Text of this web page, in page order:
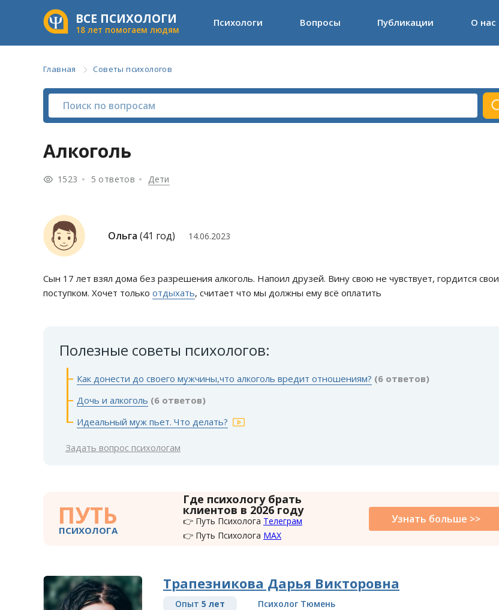
ВСЕ ПСИХОЛОГИ
18 лет помогаем людям
Психологи Вопросы Публикации О нас
Главная Советы психологов
Алкоголь
1523 5 ответов Дети
Ольга (41 год) 14.06.2023
Сын 17 лет взял дома без разрешения алкоголь. Напоил друзей. Вину свою не чувствует, гордится свои
поступком. Хочет только отдыхать, считает что мы должны ему всё оплатить
Полезные советы психологов:
Как донести до своего мужчины,что алкоголь вредит отношениям? (6 ответов)
Дочь и алкоголь (6 ответов)
Идеальный муж пьет. Что делать?
Задать вопрос психологам
ПУТЬ
ПСИХОЛОГА
Где психологу брать
клиентов в 2026 году
👉 Путь Психолога Телеграм
👉 Путь Психолога MAX
Узнать больше >>
Трапезникова Дарья Викторовна
Опыт 5 лет Психолог Тюмень